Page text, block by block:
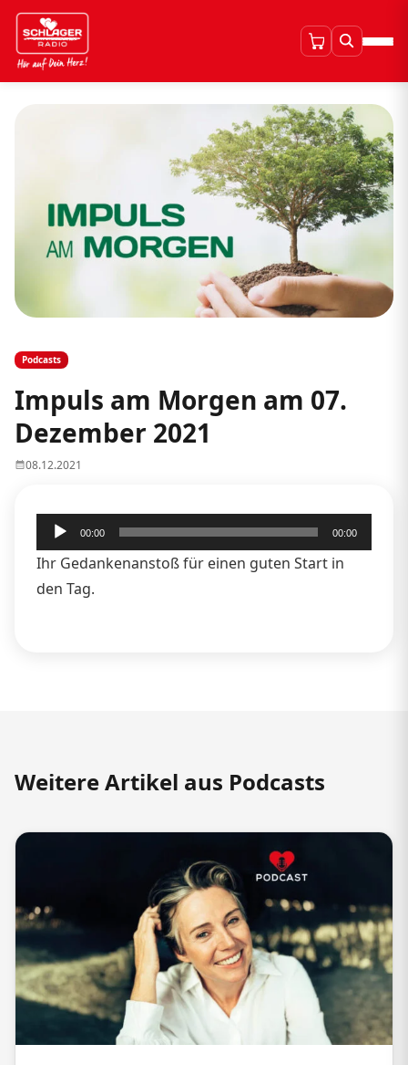
Podcasts
Impuls am Morgen am 07.
Dezember 2021
08.12.2021
Audio-
Player
00:00 00:00
Ihr Gedankenanstoß für einen guten Start in
den Tag.
Weitere Artikel aus Podcasts